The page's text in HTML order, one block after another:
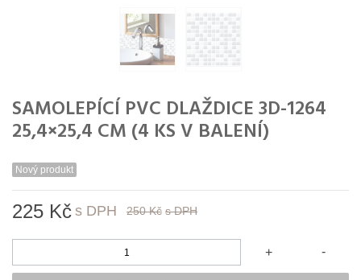
SAMOLEPÍCÍ PVC DLAŽDICE 3D-1264
25,4×25,4 CM (4 KS V BALENÍ)
Nový produkt
225 Kč s DPH 250 Kč s DPH
-
+